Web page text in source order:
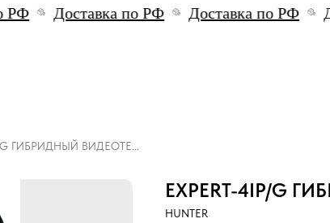
Доставка по РФ Доставка по РФ
EXPERT-4IP/G ГИБРИДНЫЙ ВИДЕОТЕСТЕР HUNTER
EXPERT-4IP/G
HUNTER